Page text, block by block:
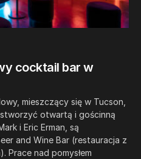
cocktail bar w
mieszczący się w Tucson,
stworzyć otwartą i gościnną
i Eric Erman, są
and Wine Bar (restauracja z
Prace nad pomysłem